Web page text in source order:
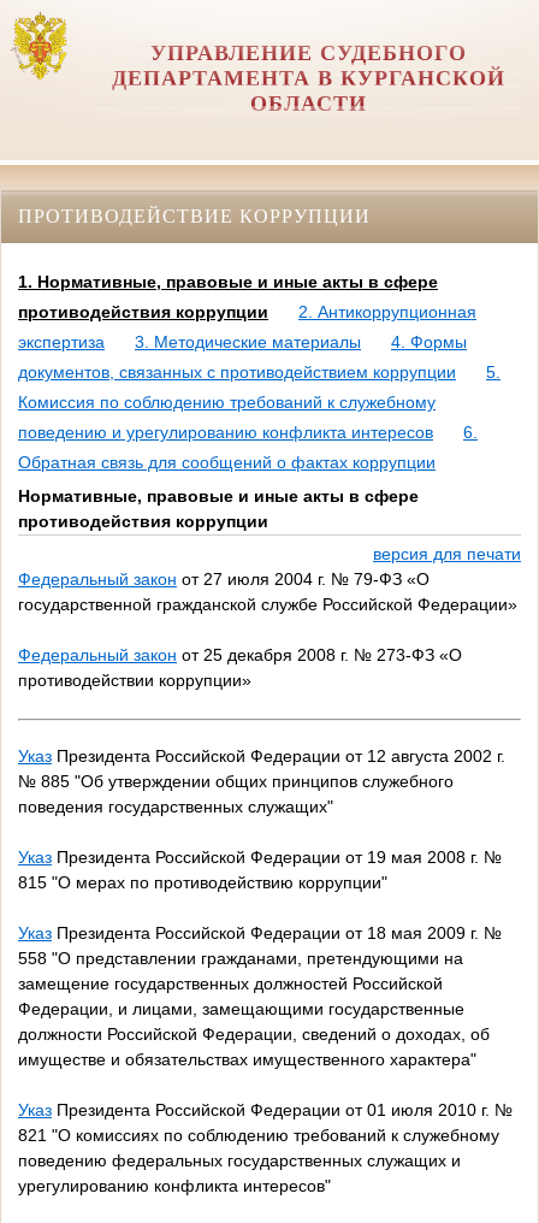
УПРАВЛЕНИЕ СУДЕБНОГО
ДЕПАРТАМЕНТА В КУРГАНСКОЙ
ОБЛАСТИ
ПРОТИВОДЕЙСТВИЕ КОРРУПЦИИ
1. Нормативные, правовые и иные акты в сфере
противодействия коррупции
2. Антикоррупционная
экспертиза
3. Методические материалы
4. Формы
документов, связанных с противодействием коррупции
5.
Комиссия по соблюдению требований к служебному
поведению и урегулированию конфликта интересов
6.
Обратная связь для сообщений о фактах коррупции
Нормативные, правовые и иные акты в сфере
противодействия коррупции
версия для печати
Федеральный закон от 27 июля 2004 г. № 79-ФЗ «О
государственной гражданской службе Российской Федерации»
Федеральный закон от 25 декабря 2008 г. № 273-ФЗ «О
противодействии коррупции»
Указ Президента Российской Федерации от 12 августа 2002 г.
№ 885 "Об утверждении общих принципов служебного
поведения государственных служащих"
Указ Президента Российской Федерации от 19 мая 2008 г. №
815 "О мерах по противодействию коррупции"
Указ Президента Российской Федерации от 18 мая 2009 г. №
558 "О представлении гражданами, претендующими на
замещение государственных должностей Российской
Федерации, и лицами, замещающими государственные
должности Российской Федерации, сведений о доходах, об
имуществе и обязательствах имущественного характера"
Указ Президента Российской Федерации от 01 июля 2010 г. №
821 "О комиссиях по соблюдению требований к служебному
поведению федеральных государственных служащих и
урегулированию конфликта интересов"